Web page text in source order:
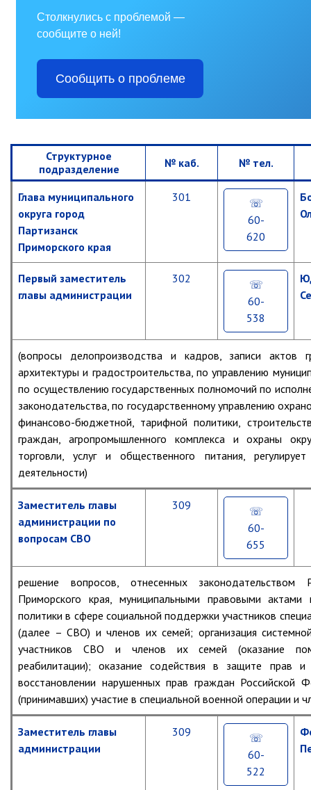
май 2026 г.
апрель 2026 г.
февраль 2026 г.
октябрь 2025 г.
сентябрь 2025 г.
август 2025 г.
июль 2025 г.
июнь 2025 г.
май 2025 г.
апрель 2025 г.
март 2025 г.
Администрация
СТРУКТУРА
Глава МО г. Партизанск
Первый заместитель главы
Заместители главы администрации
Управления
Управление бухгалтерского учёта
Финансовое управление
Управление по организационно-
контрольной работе
Управление экономики и
собственности
Об управлении экономики и
Отдел экономики
Труд
Специалисты по вопросам
Структурное
подразделение
№ каб. № тел.
Глава муниципального
округа город
Партизанск
Приморского края
301
60-
620
Первый заместитель
главы администрации
302
60-
538
(вопросы делопроизводства и кадров, записи актов
архитектуры и градостроительства, по управлению
по осуществлению государственных полномочий по
законодательства, по государственному управлению
финансово-бюджетной, тарифной политики,
граждан, агропромышленного комплекса и охраны
торговли, услуг и общественного питания,
деятельности)
Заместитель главы
администрации по
вопросам СВО
309
60-
655
решение вопросов, отнесенных законодательством
Приморского края, муниципальными правовыми актами
политики в сфере социальной поддержки участников
(далее – СВО) и членов их семей; организация
участников СВО и членов их семей (оказание
реабилитации); оказание содействия в защите прав
восстановлении нарушенных прав граждан Российской
(принимавших) участие в специальной военной операции и
Заместитель главы
администрации
309
60-
522
Геральдика
Решение
Думы
«О
Партизанского
городского
округа»
Структура
Глава
МО
✆
Телефонный